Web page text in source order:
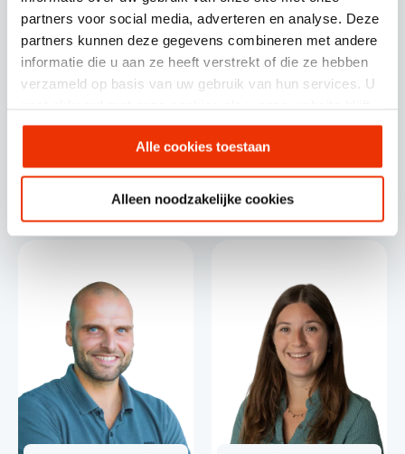
partners voor social media, adverteren en analyse. Deze
partners kunnen deze gegevens combineren met andere
informatie die u aan ze heeft verstrekt of die ze hebben
verzameld op basis van uw gebruik van hun services. U
gebruiken.
Alle cookies toestaan
Alleen noodzakelijke cookies
Caroline Waterschoot
Operations Directeur
Sophie Hodak
HubSpot Consultant /
Strateeg